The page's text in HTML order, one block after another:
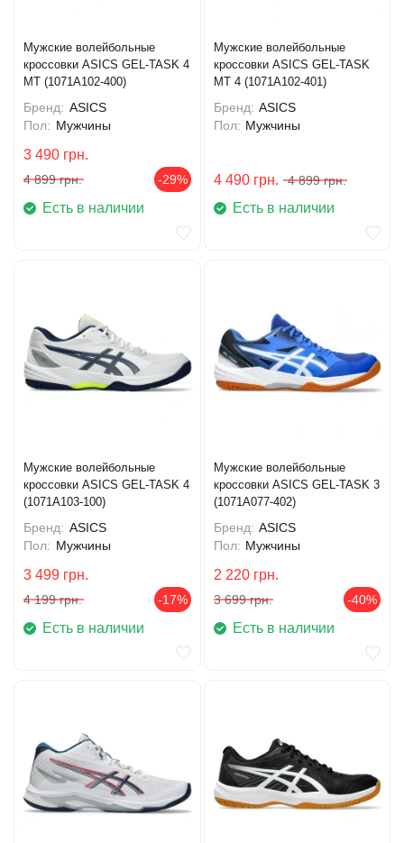
Мужские волейбольные
кроссовки ASICS GEL-TASK 4
MT (1071A102-400)
Бренд: ASICS
Пол: Мужчины
3 490 грн.
4 899 грн. -29%
Есть в наличии
Мужские волейбольные
кроссовки ASICS GEL-TASK
MT 4 (1071A102-401)
Бренд: ASICS
Пол: Мужчины
4 490 грн. 4 899 грн.
Есть в наличии
Мужские волейбольные
кроссовки ASICS GEL-TASK 4
(1071A103-100)
Бренд: ASICS
Пол: Мужчины
3 499 грн.
4 199 грн. -17%
Есть в наличии
Мужские волейбольные
кроссовки ASICS GEL-TASK 3
(1071A077-402)
Бренд: ASICS
Пол: Мужчины
2 220 грн.
3 699 грн. -40%
Есть в наличии